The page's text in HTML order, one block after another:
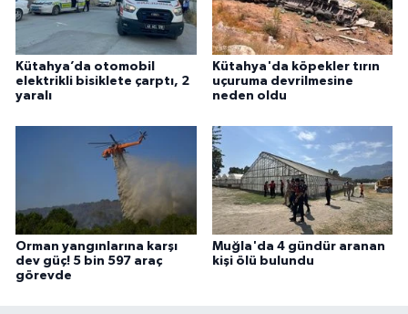
Kütahya’da otomobil
elektrikli bisiklete çarptı, 2
yaralı
Kütahya'da köpekler tırın
uçuruma devrilmesine
neden oldu
Orman yangınlarına karşı
dev güç! 5 bin 597 araç
görevde
Muğla'da 4 gündür aranan
kişi ölü bulundu